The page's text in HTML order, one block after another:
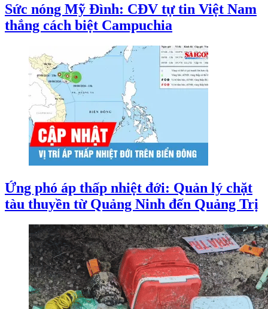
Sức nóng Mỹ Đình: CĐV tự tin Việt Nam
thắng cách biệt Campuchia
Ứng phó áp thấp nhiệt đới: Quản lý chặt
tàu thuyền từ Quảng Ninh đến Quảng Trị